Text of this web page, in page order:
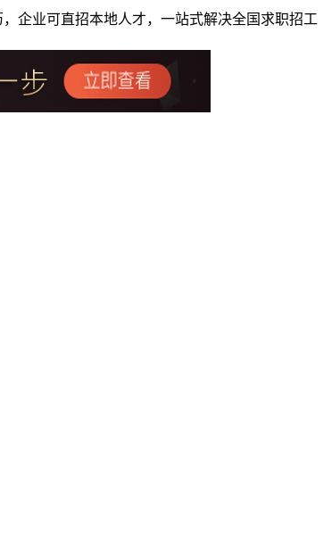
企业可直招本地人才，一站式解决全国求职招工